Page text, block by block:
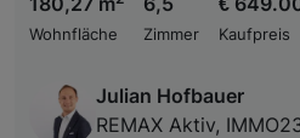
Wohnfläche
Zimmer Kaufpreis
Julian Hofbauer
REMAX Aktiv,